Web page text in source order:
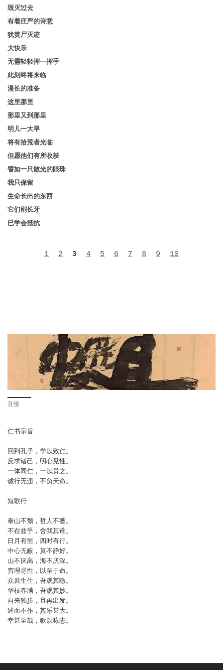
毁灭过去
有着庄严的诗意
犹焚尸灭迹
大快乐
无需轻轻挥一挥手
此刻终将来临
漫长的准备
这里那里
那里又到那里
明儿一大早
将有拾荒者光临
但愿他们有所收获
譬如一只散光的眼珠
我只保留
生命长出的东西
它们刚长牙
已学会抵抗
1 2 3 4 5 6 7 8 9 10
且慢
仁书宗旨
回到孔子，学以致仁。
反求诸己，明心见性。
一体同仁，一以贯之。
诚行无违，不负天命。
短歌行
泰山不颓，哲人不萎。
不在兹乎，舍我其谁。
日月有恒，四时有行。
中心无蔽，莫不静好。
山不厌高，海不厌深。
穷理尽性，以至于命。
众庶生生，吾观其噭。
华枝春满，吾观其妙。
向来独步，且再出发。
述而不作，其乐甚大。
幸甚至哉，歌以咏志。